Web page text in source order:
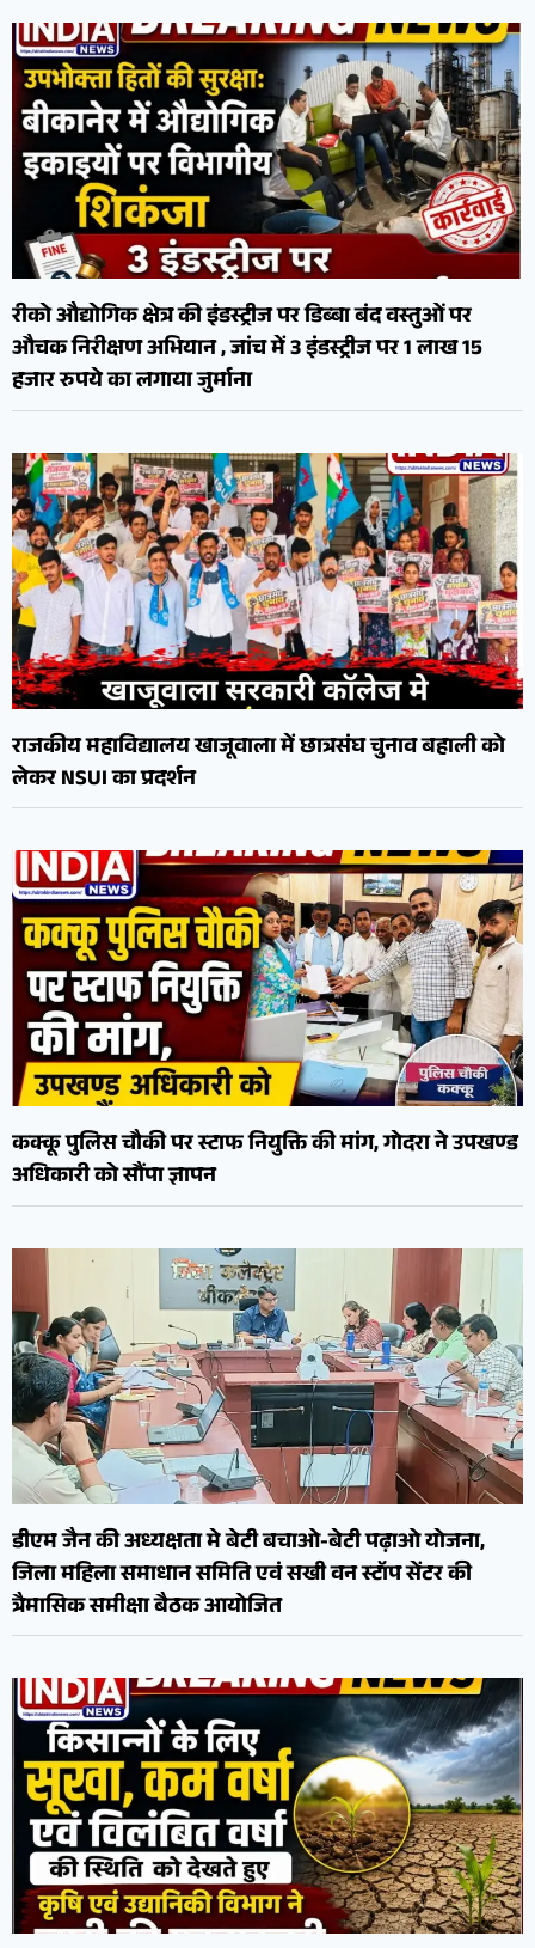
रीको औद्योगिक क्षेत्र की इंडस्ट्रीज पर डिब्बा बंद वस्तुओं पर
औचक निरीक्षण अभियान , जांच में 3 इंडस्ट्रीज पर 1 लाख 15
हजार रुपये का लगाया जुर्माना
राजकीय महाविद्यालय खाजूवाला में छात्रसंघ चुनाव बहाली को
लेकर NSUI का प्रदर्शन
कक्कू पुलिस चौकी पर स्टाफ नियुक्ति की मांग, गोदरा ने उपखण्ड
अधिकारी को सौंपा ज्ञापन
डीएम जैन की अध्यक्षता मे बेटी बचाओ-बेटी पढ़ाओ योजना,
जिला महिला समाधान समिति एवं सखी वन स्टॉप सेंटर की
त्रैमासिक समीक्षा बैठक आयोजित